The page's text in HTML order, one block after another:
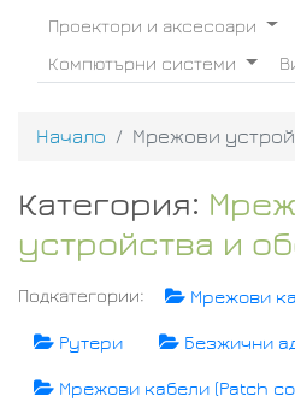
Проектори и аксесоари
Компютърни системи
Начало Мрежови
Категория:
устройства и
Подкатегории: Мрежови
Рутери Безжични
Мрежови кабели (Patch